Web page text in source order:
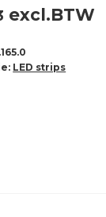
excl.BTW
LED strips